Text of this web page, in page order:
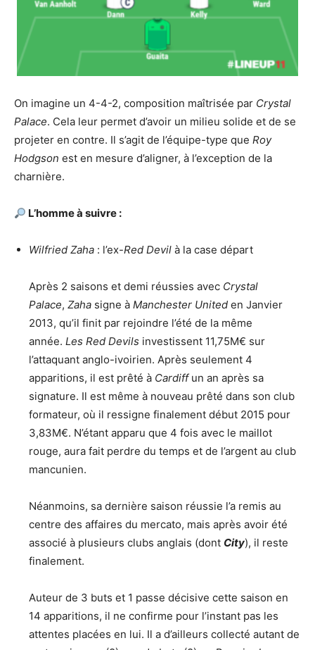
On imagine un 4-4-2, composition maîtrisée par Crystal
Palace. Cela leur permet d’avoir un milieu solide et de se
projeter en contre. Il s’agit de l’équipe-type que Roy
Hodgson est en mesure d’aligner, à l’exception de la
charnière.
L’homme à suivre :
Wilfried Zaha : l’ex-Red Devil à la case départ
Après 2 saisons et demi réussies avec Crystal
Palace, Zaha signe à Manchester United en Janvier
2013, qu’il finit par rejoindre l’été de la même
année. Les Red Devils investissent 11,75M€ sur
l’attaquant anglo-ivoirien. Après seulement 4
apparitions, il est prêté à Cardiff un an après sa
signature. Il est même à nouveau prêté dans son club
formateur, où il ressigne finalement début 2015 pour
3,83M€. N’étant apparu que 4 fois avec le maillot
rouge, aura fait perdre du temps et de l’argent au club
mancunien.
Néanmoins, sa dernière saison réussie l’a remis au
centre des affaires du mercato, mais après avoir été
associé à plusieurs clubs anglais (dont City), il reste
finalement.
Auteur de 3 buts et 1 passe décisive cette saison en
14 apparitions, il ne confirme pour l’instant pas les
attentes placées en lui. Il a d’ailleurs collecté autant de